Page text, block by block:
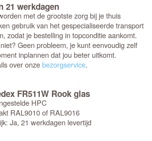
21 werkdagen
met de grootste zorg bij je thuis
gebruik van het gespecialiseerde transport
zodat je bestelling in topconditie aankomt.
Geen probleem, je kunt eenvoudig zelf
inplannen dat jou beter uitkomt.
over onzebezorgservice.
FR511W Rook glas
HPC
RAL9010 of RAL9016
Ja, 21 werkdagen levertijd